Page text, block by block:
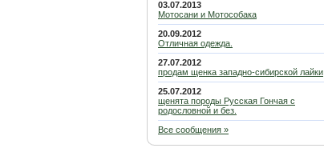
03.07.2013
Мотосани и Мотособака
20.09.2012
Отличная одежда.
27.07.2012
продам щенка западно-сибирской лайки
25.07.2012
щенята породы Русская Гончая с
родословной и без.
Все сообщения »